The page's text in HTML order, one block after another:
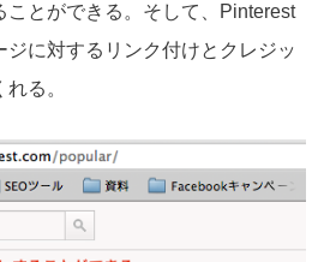
ことができる。そして、Pinterest
に対するリンク付けとクレジッ
る。